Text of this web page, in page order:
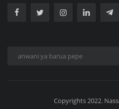
Copyrights 2022.